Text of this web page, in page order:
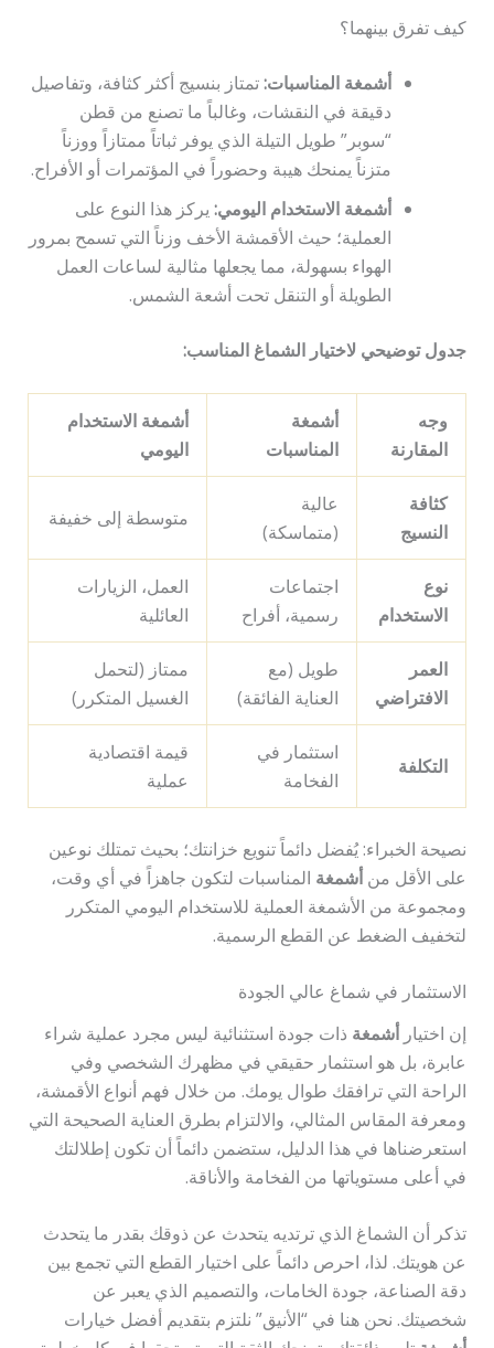
كيف تفرق بينهما؟
أشمغة المناسبات:تمتاز بنسيج أكثر كثافة، وتفاصيل
دقيقة في النقشات، وغالباً ما تصنع من قطن
“سوبر” طويل التيلة الذي يوفر ثباتاً ممتازاً ووزناً
متزناً يمنحك هيبة وحضوراً في المؤتمرات أو الأفراح.
أشمغة الاستخدام اليومي:يركز هذا النوع على
العملية؛ حيث الأقمشة الأخف وزناً التي تسمح بمرور
الهواء بسهولة، مما يجعلها مثالية لساعات العمل
الطويلة أو التنقل تحت أشعة الشمس.
جدول توضيحي لاختيار الشماغ المناسب:
وجه
المقارنة
أشمغة
المناسبات
أشمغة الاستخدام
اليومي
كثافة
النسيج
عالية
(متماسكة)
متوسطة إلى خفيفة
نوع
الاستخدام
اجتماعات
رسمية، أفراح
العمل، الزيارات
العائلية
العمر
الافتراضي
طويل (مع
العناية الفائقة)
ممتاز (لتحمل
الغسيل المتكرر)
التكلفة
استثمار في
الفخامة
قيمة اقتصادية
عملية
نصيحة الخبراء: يُفضل دائماً تنويع خزانتك؛ بحيث تمتلك نوعين
على الأقل من أشمغة المناسبات لتكون جاهزاً في أي وقت،
ومجموعة من الأشمغة العملية للاستخدام اليومي المتكرر
لتخفيف الضغط عن القطع الرسمية.
الاستثمار في شماغ عالي الجودة
إن اختيار أشمغة ذات جودة استثنائية ليس مجرد عملية شراء
عابرة، بل هو استثمار حقيقي في مظهرك الشخصي وفي
الراحة التي ترافقك طوال يومك. من خلال فهم أنواع الأقمشة،
ومعرفة المقاس المثالي، والالتزام بطرق العناية الصحيحة التي
استعرضناها في هذا الدليل، ستضمن دائماً أن تكون إطلالتك
في أعلى مستوياتها من الفخامة والأناقة.
تذكر أن الشماغ الذي ترتديه يتحدث عن ذوقك بقدر ما يتحدث
عن هويتك. لذا، احرص دائماً على اختيار القطع التي تجمع بين
دقة الصناعة، جودة الخامات، والتصميم الذي يعبر عن
شخصيتك. نحن هنا في “الأنيق” نلتزم بتقديم أفضل خيارات